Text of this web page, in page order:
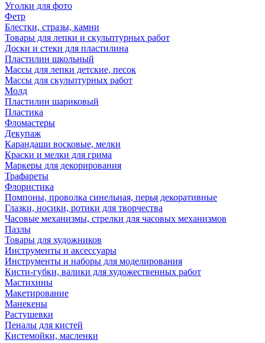
Уголки для фото
Фетр
Блестки, стразы, камни
Товары для лепки и скульптурных работ
Доски и стеки для пластилина
Пластилин школьный
Массы для лепки детские, песок
Массы для скульптурных работ
Молд
Пластилин шариковый
Пластика
Фломастеры
Декупаж
Карандаши восковые, мелки
Краски и мелки для грима
Маркеры для декорирования
Трафареты
Флористика
Помпоны, проволка синельная, перья декоративные
Глазки, носики, ротики для творчества
Часовые механизмы, стрелки для часовых механизмов
Пазлы
Товары для художников
Инструменты и аксессуары
Инструменты и наборы для моделирования
Кисти-губки, валики для художественных работ
Мастихины
Макетирование
Манекены
Растушевки
Пеналы для кистей
Кистемойки, масленки